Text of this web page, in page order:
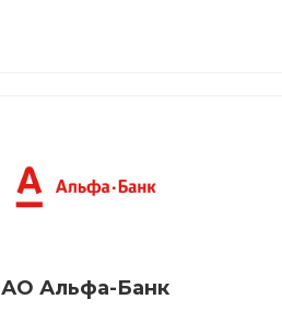
АО Альфа-Банк